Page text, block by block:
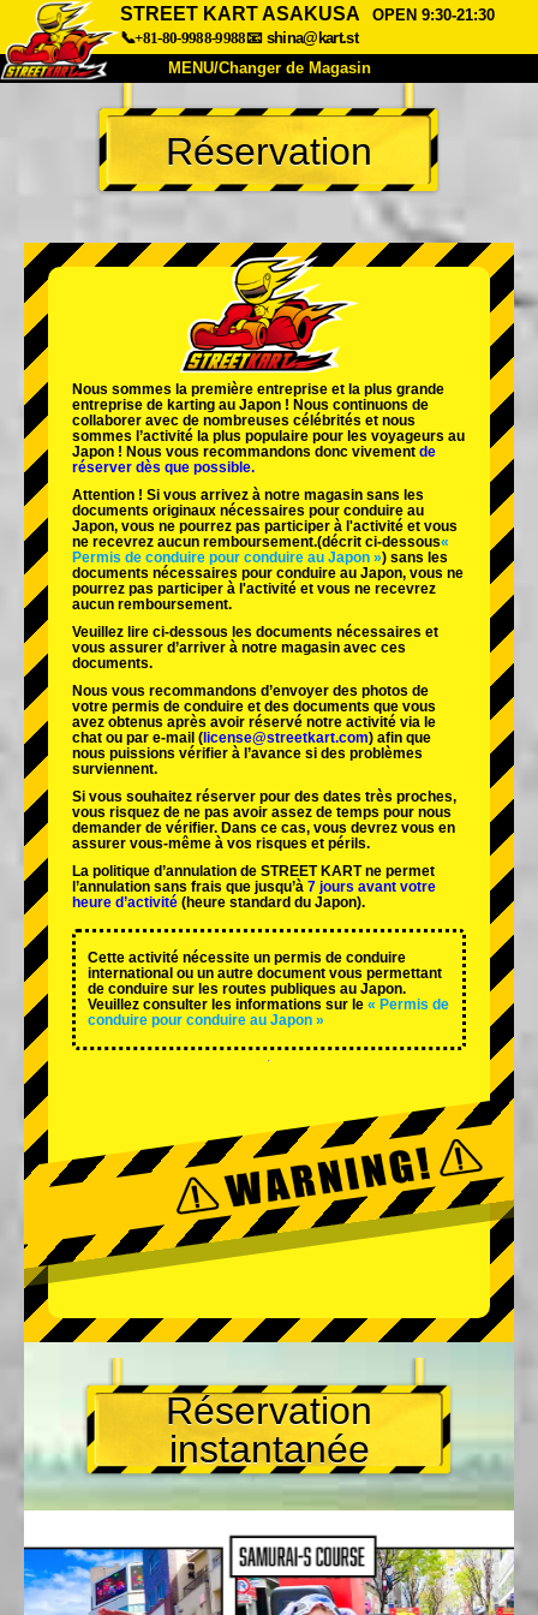
STREET KART ASAKUSA
OPEN 9:30-21:30
📞+81-80-9988-9988📧 shina@kart.st
MENU/Changer de Magasin
ACCUEIL
À Propos Caractéristiques Tarifs
Entreprise Réservation
Changer de Magasin
Tokyo Shinagawa Tokyo Akihabara#1
Tokyo Akihabara#2
Tokyo Shibuya Annexe Baie de Tokyo
Tokyo Asakusa Osaka
Réservation
Nous sommes la première entreprise et la plus grande
entreprise de karting au Japon ! Nous continuons de
collaborer avec de nombreuses célébrités et nous
sommes l’activité la plus populaire pour les voyageurs au
Japon ! Nous vous recommandons donc vivement de
réserver dès que possible.
Attention ! Si vous arrivez à notre magasin sans les
documents originaux nécessaires pour conduire au
Japon, vous ne pourrez pas participer à l'activité et vous
ne recevrez aucun remboursement.(décrit ci-dessous«
Permis de conduire pour conduire au Japon ») sans les
documents nécessaires pour conduire au Japon, vous ne
pourrez pas participer à l'activité et vous ne recevrez
aucun remboursement.
Veuillez lire ci-dessous les documents nécessaires et
vous assurer d’arriver à notre magasin avec ces
documents.
Nous vous recommandons d’envoyer des photos de
votre permis de conduire et des documents que vous
avez obtenus après avoir réservé notre activité via le
chat ou par e-mail ( license@streetkart.com) afin que
nous puissions vérifier à l’avance si des problèmes
surviennent.
Si vous souhaitez réserver pour des dates très proches,
vous risquez de ne pas avoir assez de temps pour nous
demander de vérifier. Dans ce cas, vous devrez vous en
assurer vous-même à vos risques et périls.
La politique d’annulation de STREET KART ne permet
l’annulation sans frais que jusqu’à 7 jours avant votre
heure d’activité (heure standard du Japon).
Cette activité nécessite un permis de conduire
international ou un autre document vous permettant
de conduire sur les routes publiques au Japon.
Veuillez consulter les informations sur le « Permis de
conduire pour conduire au Japon »
Réservation
instantanée